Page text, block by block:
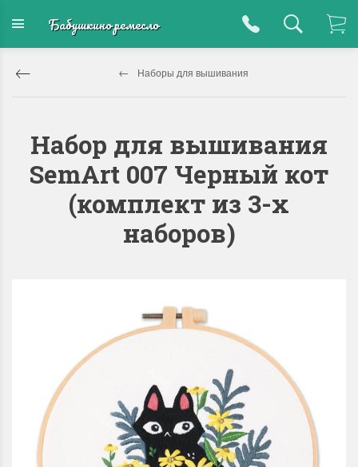
Бабушкино ремесло
Наборы для вышивания
Набор для вышивания
SemArt 007 Черный кот
(комплект из 3-х
наборов)